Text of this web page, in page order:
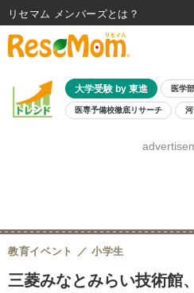
大学受験 by 東進 医学部
医専予備校徹底リサーチ
8月開催学校説明
三菱みなとみらい技術館
教育イベント 小学生
リセマム メンバーズ